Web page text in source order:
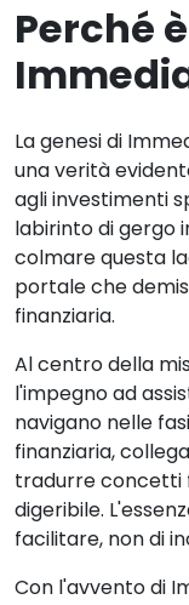
Perché
La genesi di
una verità
agli investimenti
labirinto di gergo
colmare questa
portale che
finanziaria.
Al centro della
l'impegno ad
navigano nelle
finanziaria,
tradurre concetti
digeribile.
facilitare, non di
Con l'avvento di